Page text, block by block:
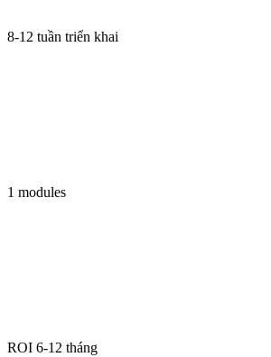
8-12 tuần triển khai
1 modules
ROI 6-12 tháng